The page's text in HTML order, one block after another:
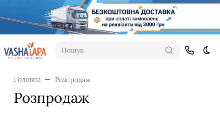
Пошук
Головна Розпродаж
Розпродаж